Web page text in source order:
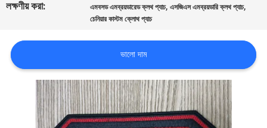
উদ্ধৃতির
আবেদন
লক্ষণীয় করা:
এমবসড এমব্রয়ডারেড ক্লথ প্যাচ,এসজিএস এমব্রয়ডারি ক্লথ প্যাচ,
চেনিয়ার কাস্টম ক্লোথ প্যাচ
ভালো দাম